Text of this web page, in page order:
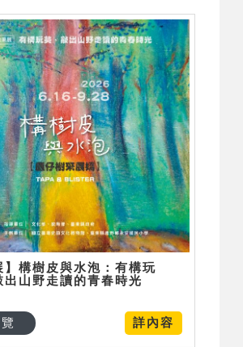
】構樹皮與水泡：有構玩
出山野走讀的青春時光
詳內容